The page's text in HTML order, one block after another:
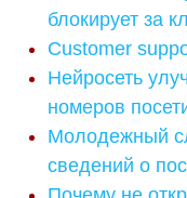
блокирует за
Customer
Нейросеть
номеров
Молодежный
сведений о